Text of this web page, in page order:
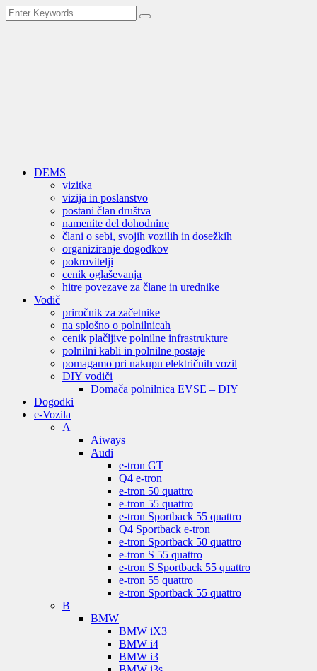
DEMS
vizitka
vizija in poslanstvo
postani član društva
namenite del dohodnine
člani o sebi, svojih vozilih in dosežkih
organiziranje dogodkov
pokrovitelji
cenik oglaševanja
hitre povezave za člane in urednike
Vodič
priročnik za začetnike
na splošno o polnilnicah
cenik plačljive polnilne infrastrukture
polnilni kabli in polnilne postaje
pomagamo pri nakupu električnih vozil
DIY vodiči
Domača polnilnica EVSE – DIY
Dogodki
e-Vozila
A
Aiways
Audi
e-tron GT
Q4 e-tron
e-tron 50 quattro
e-tron 55 quattro
e-tron Sportback 55 quattro
Q4 Sportback e-tron
e-tron Sportback 50 quattro
e-tron S 55 quattro
e-tron S Sportback 55 quattro
e-tron 55 quattro
e-tron Sportback 55 quattro
B
BMW
BMW iX3
BMW i4
BMW i3